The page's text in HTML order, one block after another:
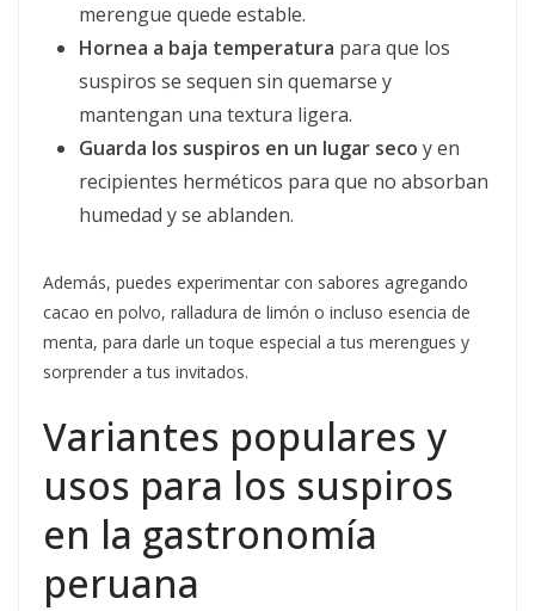
merengue quede estable.
Hornea a baja temperatura para que los
suspiros se sequen sin quemarse y
mantengan una textura ligera.
Guarda los suspiros en un lugar seco y en
recipientes herméticos para que no absorban
humedad y se ablanden.
Además, puedes experimentar con sabores agregando
cacao en polvo, ralladura de limón o incluso esencia de
menta, para darle un toque especial a tus merengues y
sorprender a tus invitados.
Variantes populares y
usos para los suspiros
en la gastronomía
peruana